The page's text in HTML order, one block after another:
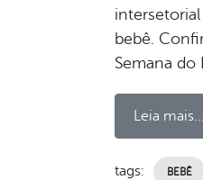
bebê.
Semana do
Leia mais...
tags: BEBÊ